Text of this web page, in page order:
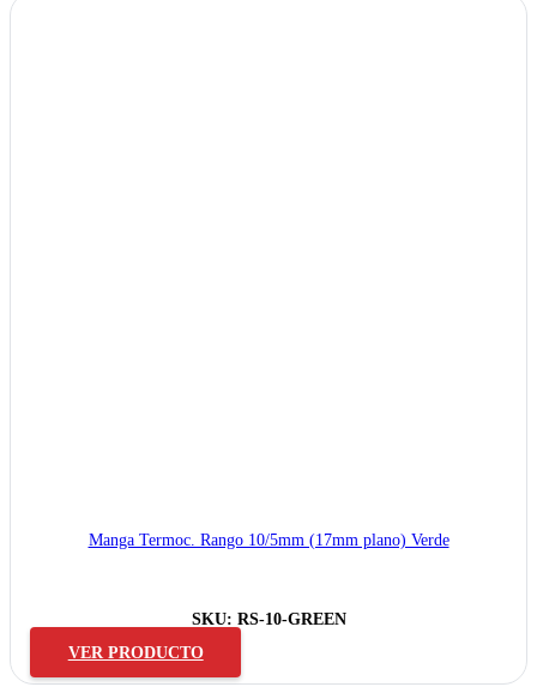
Manga Termoc. Rango 10/5mm (17mm plano) Verde
SKU: RS-10-GREEN
VER PRODUCTO